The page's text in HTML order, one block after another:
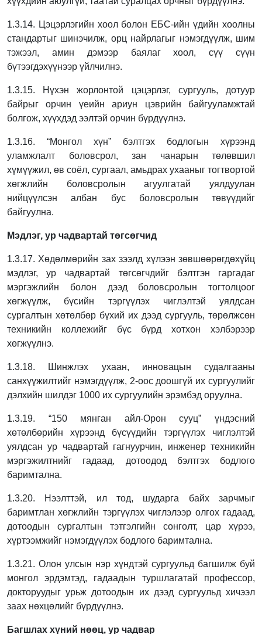
1.3.14. Цэцэрлэгийн хоол болон ЕБС-ийн үдийн хоолны
стандартыг шинэчилж, орц найрлагыг нэмэгдүүлж, шим
тэжээл, амин дэмээр баялаг хоол, сүү сүүн
бүтээгдэхүүнээр үйлчилнэ.
1.3.15. Нүхэн жорлонтой цэцэрлэг, сургууль, дотуур
байрыг орчин үеийн ариун цэврийн байгууламжтай
болгож, хүүхдэд ээлтэй орчин бүрдүүлнэ.
1.3.16. “Монгол хүн” бэлтгэх бодлогын хүрээнд
уламжлалт боловсрол, зан чанарын төлөвшил
хүмүүжил, өв соёл, сургаал, амьдрах ухааныг тогтвортой
хөгжлийн боловсролын агуулгатай уялдуулан
нийцүүлсэн албан бус боловсролын төвүүдийг
байгуулна.
Мэдлэг, ур чадвартай төгсөгчид
1.3.17. Хөдөлмөрийн зах зээлд хүлээн зөвшөөрөгдөхүйц
мэдлэг, ур чадвартай төгсөгчдийг бэлтгэн гаргадаг
мэргэжлийн болон дээд боловсролын тогтолцоог
хөгжүүлж, бүсийн тэргүүлэх чиглэлтэй уялдсан
сургалтын хөтөлбөр бүхий их дээд сургууль, төрөлжсөн
техникийн коллежийг бүс бүрд хотхон хэлбэрээр
хөгжүүлнэ.
1.3.18. Шинжлэх ухаан, инновацын судалгааны
санхүүжилтийг нэмэгдүүлж, 2-оос доошгүй их сургуулийг
дэлхийн шилдэг 1000 их сургуулийн эрэмбэд оруулна.
1.3.19. “150 мянган айл-Орон сууц” үндэсний
хөтөлбөрийн хүрээнд бүсүүдийн тэргүүлэх чиглэлтэй
уялдсан ур чадвартай гагнуурчин, инженер техникийн
мэргэжилтнийг гадаад, дотоодод бэлтгэх бодлого
баримтална.
1.3.20. Нээлттэй, ил тод, шударга байх зарчмыг
баримтлан хөгжлийн тэргүүлэх чиглэлээр олгох гадаад,
дотоодын сургалтын тэтгэлгийн сонголт, цар хүрээ,
хүртээмжийг нэмэгдүүлэх бодлого баримтална.
1.3.21. Олон улсын нэр хүндтэй сургуульд багшилж буй
монгол эрдэмтэд, гадаадын туршлагатай профессор,
докторуудыг урьж дотоодын их дээд сургуульд хичээл
заах нөхцөлийг бүрдүүлнэ.
Багшлах хүний нөөц, ур чадвар